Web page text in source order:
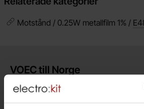
Motstånd / 0.25W metallfilm 1% /
Kort allmän information
VOEC till Norge
Vi är registrerade för VOEC, vilket innebär
kan handla med norsk moms hos oss, och